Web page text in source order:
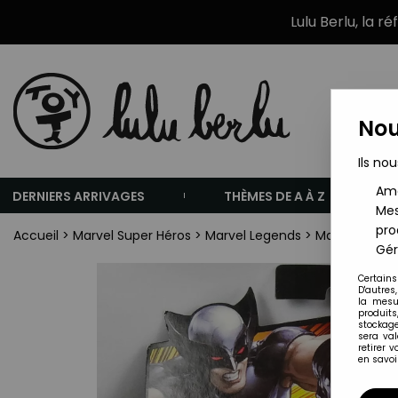
Lulu Berlu, la
DERNIERS ARRIVAGES THÈMES DE A À Z
Accueil > Marvel Super Héros > Marvel Legends > Marvel
Ils
la
sera
retirer
en